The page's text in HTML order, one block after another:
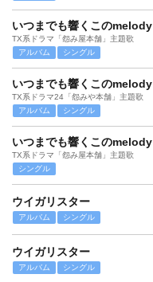
いつまでも響くこのmelody
TX系ドラマ「怨み屋本舗」主題歌
アルバム
シングル
いつまでも響くこのmelody
TX系ドラマ24「怨みや本舗」主題歌
アルバム
シングル
いつまでも響くこのmelody
TX系ドラマ「怨み屋本舗」主題歌
シングル
ウイガリスター
アルバム シングル
ウイガリスター
アルバム シングル